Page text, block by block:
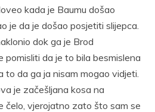
kada je Baumu došao
je da je došao posjetiti slijepca.
dok ga je Brod
pomisliti da je to bila besmislena
da ga ja nisam mogao vidjeti.
je začešljana kosa na
čelo, vjerojatno zato što sam se